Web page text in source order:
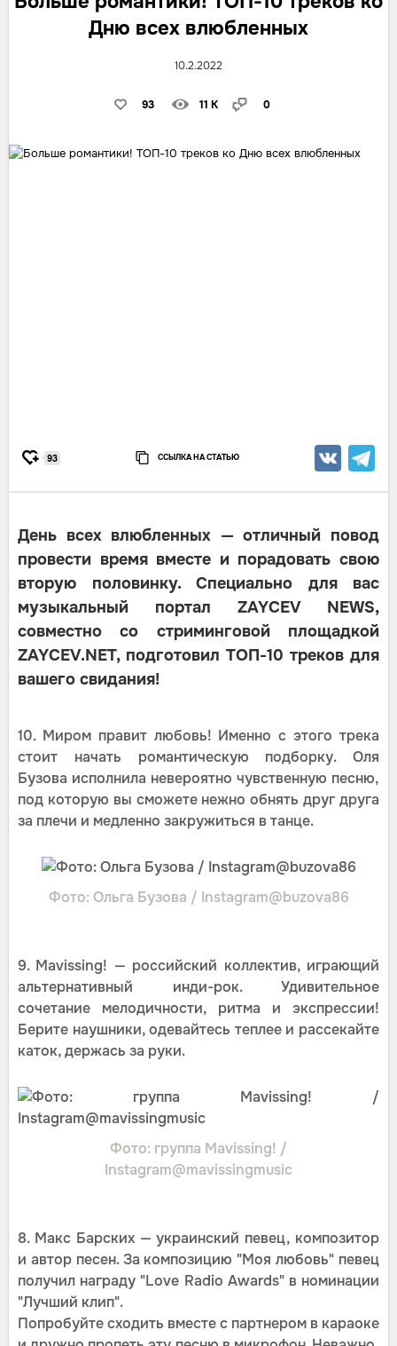
Дню всех влюбленных
10.2.2022
93 11 K 0
93 ССЫЛКА НА СТАТЬЮ
День всех влюбленных — отличный повод
провести время вместе и порадовать свою
вторую половинку. Специально для вас
музыкальный портал ZAYCEV NEWS,
совместно со стриминговой площадкой
ZAYCEV.NET, подготовил ТОП-10 треков для
вашего свидания!
10. Миром правит любовь! Именно с этого трека
стоит начать романтическую подборку. Оля
Бузова исполнила невероятно чувственную песню,
под которую вы сможете нежно обнять друг друга
за плечи и медленно закружиться в танце.
Фото: Ольга Бузова / Instagram@buzova86
9. Mavissing! — российский коллектив, играющий
альтернативный инди-рок. Удивительное
сочетание мелодичности, ритма и экспрессии!
Берите наушники, одевайтесь теплее и рассекайте
каток, держась за руки.
Фото: группа Mavissing! /
Instagram@mavissingmusic
8. Макс Барских — украинский певец, композитор
и автор песен. За композицию "Моя любовь" певец
получил награду "Love Radio Awards" в номинации
"Лучший клип".
Попробуйте сходить вместе с партнером в караоке